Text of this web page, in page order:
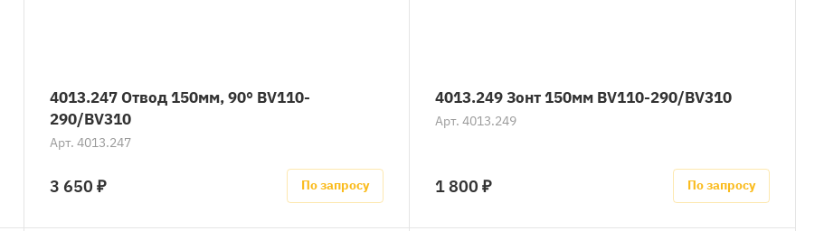
4013.247 Отвод 150мм, 90° BV110-
290/BV310
Арт. 4013.247
3 650 ₽ По запросу
4013.249 Зонт 150мм BV110-290/BV310
Арт.4013.249
1 800 ₽ По запросу